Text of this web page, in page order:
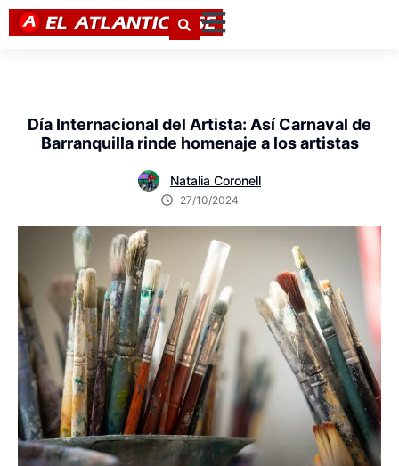
Día Internacional del Artista: Así Carnaval de
Barranquilla rinde homenaje a los artistas
Natalia Coronell
27/10/2024